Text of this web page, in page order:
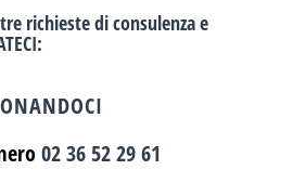
richieste di consulenza e
:
02 36 52 29 61